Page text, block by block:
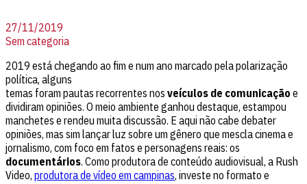
27/11/2019
Sem categoria
2019 está chegando ao fim e num ano marcado pela polarização
política, alguns
temas foram pautas recorrentes nos veículos de comunicação e
dividiram opiniões. O meio ambiente ganhou destaque, estampou
manchetes e rendeu muita discussão. E aqui não cabe debater
opiniões, mas sim lançar luz sobre um gênero que mescla cinema e
jornalismo, com foco em fatos e personagens reais: os
documentários. Como produtora de conteúdo audiovisual, a Rush
Video, produtora de vídeo em campinas, investe no formato e